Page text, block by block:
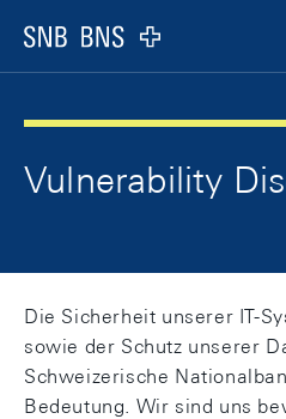
Logo
Vulnerability
Die Sicherheit unserer IT-
sowie der Schutz unserer
Schweizerische
Bedeutung. Wir sind uns